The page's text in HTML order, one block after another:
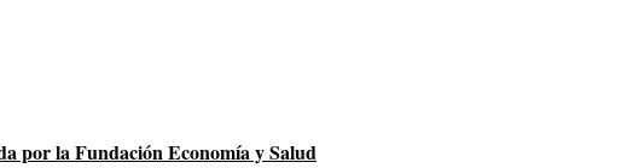
por la Fundación Economía y Salud